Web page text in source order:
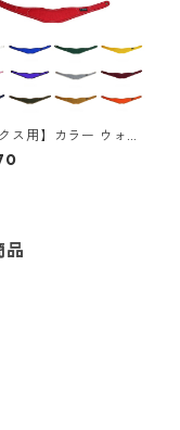
クス用】カラー ウォッ
パッド（スリム）
】
品